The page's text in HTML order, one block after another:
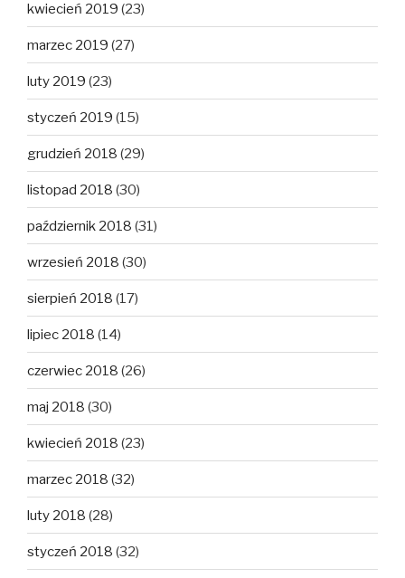
kwiecień 2019 (23)
marzec 2019 (27)
luty 2019 (23)
styczeń 2019 (15)
grudzień 2018 (29)
listopad 2018 (30)
październik 2018 (31)
wrzesień 2018 (30)
sierpień 2018 (17)
lipiec 2018 (14)
czerwiec 2018 (26)
maj 2018 (30)
kwiecień 2018 (23)
marzec 2018 (32)
luty 2018 (28)
styczeń 2018 (32)